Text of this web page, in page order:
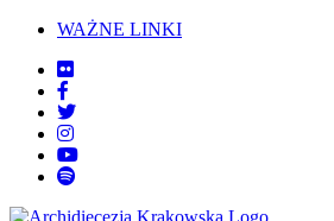
WAŻNE LINKI